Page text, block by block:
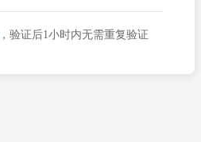
验证后1小时内无需重复验证